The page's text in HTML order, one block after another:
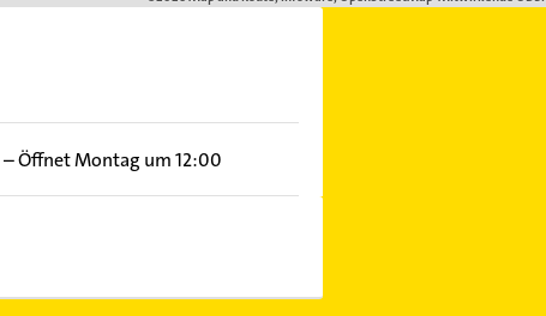
–Öffnet Montag um 12:00